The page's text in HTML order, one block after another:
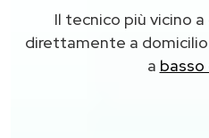
Il tecnico più vicino
direttamente a
a